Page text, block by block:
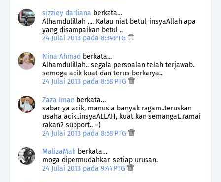
sizziey darliana berkata…
Alhamdulillah .... Kalau niat betul, insyaAllah apa
yang disampaikan betul ..
24 Julai 2013 pada 8:34 PTG
Nina Ahmad berkata…
Alhamdulillah.. segala persoalan telah terjawab.
semoga acik kuat dan terus berkarya..
24 Julai 2013 pada 8:58 PTG
Zaza Iman berkata…
sabar ya acik, manusia banyak ragam..teruskan
usaha acik..insyaALLAH, kuat kan semangat..ramai
rakan2 support.. =)
24 Julai 2013 pada 8:58 PTG
MalizaMah berkata…
moga dipermudahkan setiap urusan.
24 Julai 2013 pada 9:44 PTG